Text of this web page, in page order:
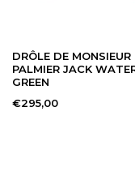
DRÔLE DE MONSIEUR
PALMIER JACK
GREEN
€295,00